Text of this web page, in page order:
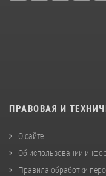
ПРАВОВАЯ И
О сайте
Об использовании
Правила обработки